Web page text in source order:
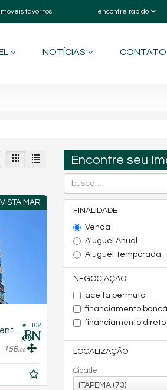
encontre rápido
imóveis favoritos
NOTÍCIAS CONTATO
Encontre seu
FINALIDADE
Venda
Aluguel Anual
Aluguel Temporada
NEGOCIAÇÃO
aceita permuta
financiamento
financiamento direto
LOCALIZAÇÃO
Cidade
ITAPEMA (73)
VISTA MAR
#1.102
156,00